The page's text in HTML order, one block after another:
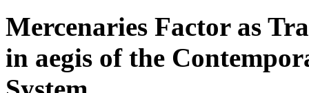
Mercenaries Factor as
in aegis of the